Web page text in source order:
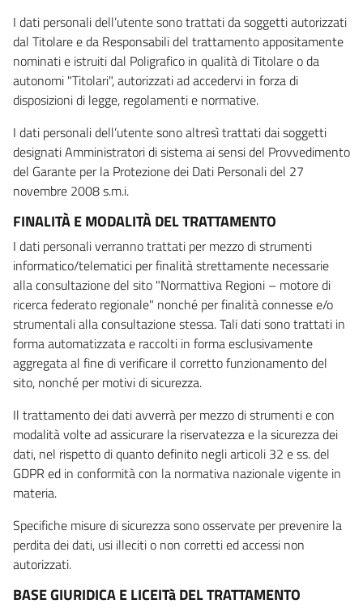
I dati personali dell’utente sono trattati da soggetti autorizzati
dal Titolare e da Responsabili del trattamento appositamente
nominati e istruiti dal Poligrafico in qualità di Titolare o da
autonomi "Titolari", autorizzati ad accedervi in forza di
disposizioni di legge, regolamenti e normative.
I dati personali dell’utente sono altresì trattati dai soggetti
designati Amministratori di sistema ai sensi del Provvedimento
del Garante per la Protezione dei Dati Personali del 27
novembre 2008 s.m.i.
FINALITÀ E MODALITÀ DEL TRATTAMENTO
I dati personali verranno trattati per mezzo di strumenti
informatico/telematici per finalità strettamente necessarie
alla consultazione del sito "Normattiva Regioni – motore di
ricerca federato regionale" nonché per finalità connesse e/o
strumentali alla consultazione stessa. Tali dati sono trattati in
forma automatizzata e raccolti in forma esclusivamente
aggregata al fine di verificare il corretto funzionamento del
sito, nonché per motivi di sicurezza.
Il trattamento dei dati avverrà per mezzo di strumenti e con
modalità volte ad assicurare la riservatezza e la sicurezza dei
dati, nel rispetto di quanto definito negli articoli 32 e ss. del
GDPR ed in conformità con la normativa nazionale vigente in
materia.
Specifiche misure di sicurezza sono osservate per prevenire la
perdita dei dati, usi illeciti o non corretti ed accessi non
autorizzati.
BASE GIURIDICA E LICEITà DEL TRATTAMENTO